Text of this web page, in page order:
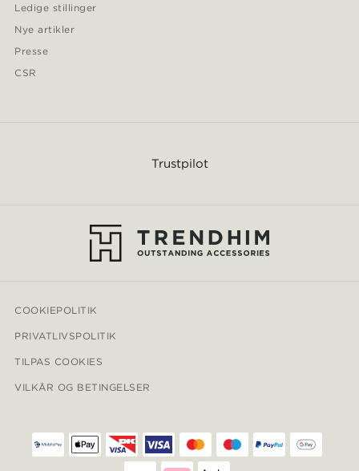
Ledige stillinger
Nye artikler
Presse
CSR
Trustpilot
COOKIEPOLITIK
PRIVATLIVSPOLITIK
TILPAS COOKIES
VILKÅR OG BETINGELSER